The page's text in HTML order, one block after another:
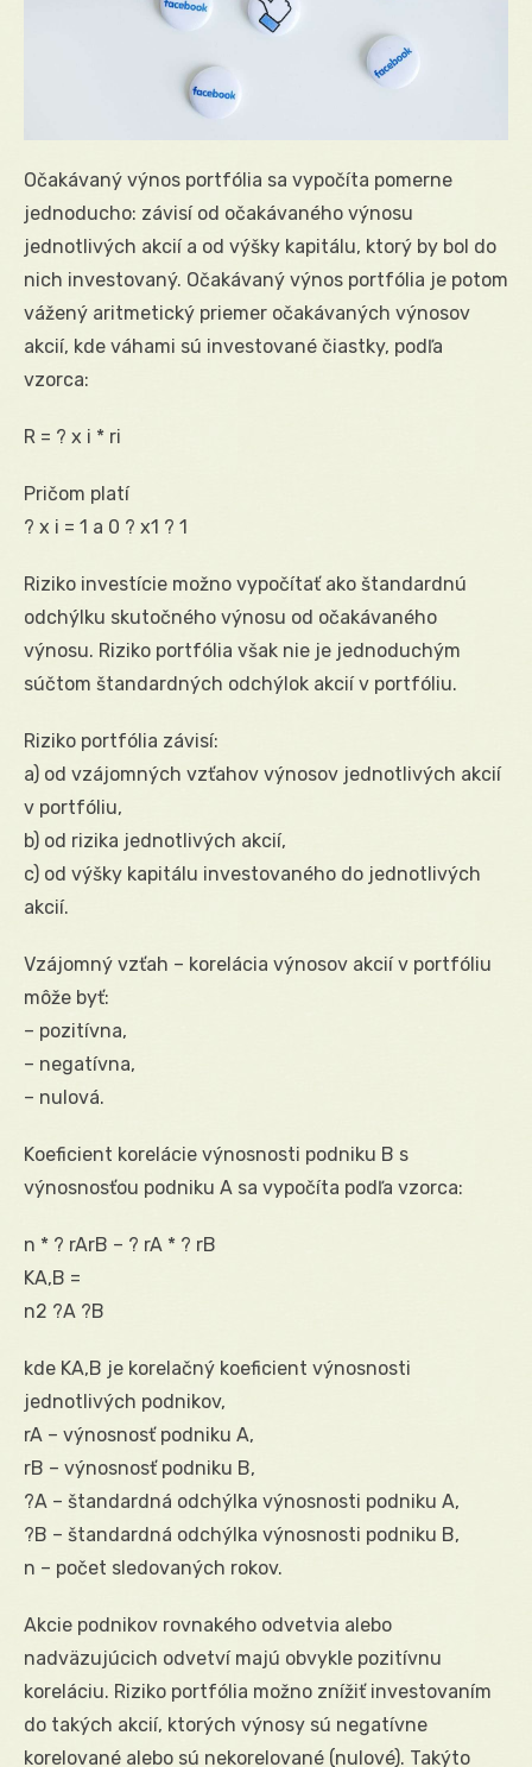
Očakávaný výnos portfólia sa vypočíta pomerne
jednoducho: závisí od očakávaného výnosu
jednotlivých akcií a od výšky kapitálu, ktorý by bol do
nich investovaný. Očakávaný výnos portfólia je potom
vážený aritmetický priemer očakávaných výnosov
akcií, kde váhami sú investované čiastky, podľa
vzorca:
R = ? x i * ri
Pričom platí
? x i = 1 a 0 ? x1 ? 1
Riziko investície možno vypočítať ako štandardnú
odchýlku skutočného výnosu od očakávaného
výnosu. Riziko portfólia však nie je jednoduchým
súčtom štandardných odchýlok akcií v portfóliu.
Riziko portfólia závisí:
a) od vzájomných vzťahov výnosov jednotlivých akcií
v portfóliu,
b) od rizika jednotlivých akcií,
c) od výšky kapitálu investovaného do jednotlivých
akcií.
Vzájomný vzťah – korelácia výnosov akcií v portfóliu
môže byť:
– pozitívna,
– negatívna,
– nulová.
Koeficient korelácie výnosnosti podniku B s
výnosnosťou podniku A sa vypočíta podľa vzorca:
n * ? rArB – ? rA * ? rB
KA,B =
n2 ?A ?B
kde KA,B je korelačný koeficient výnosnosti
jednotlivých podnikov,
rA – výnosnosť podniku A,
rB – výnosnosť podniku B,
?A – štandardná odchýlka výnosnosti podniku A,
?B – štandardná odchýlka výnosnosti podniku B,
n – počet sledovaných rokov.
Akcie podnikov rovnakého odvetvia alebo
nadväzujúcich odvetví majú obvykle pozitívnu
koreláciu. Riziko portfólia možno znížiť investovaním
do takých akcií, ktorých výnosy sú negatívne
korelované alebo sú nekorelované (nulové). Takýto